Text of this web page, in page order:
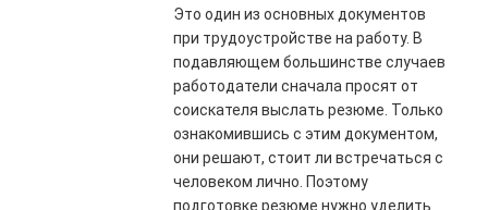
Это один из основных документов
при трудоустройстве на работу. В
подавляющем большинстве случаев
работодатели сначала просят от
соискателя выслать резюме. Только
ознакомившись с этим документом,
они решают, стоит ли встречаться с
человеком лично. Поэтому
подготовке резюме нужно уделить